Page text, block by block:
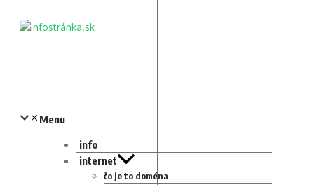
Menu
info
internet
čo je to doména